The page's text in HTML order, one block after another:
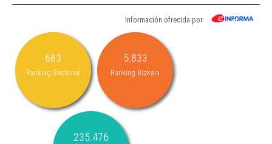
Información ofrecida por
683
Ranking Sectorial
5.833
Ranking Bizkaia
235.476